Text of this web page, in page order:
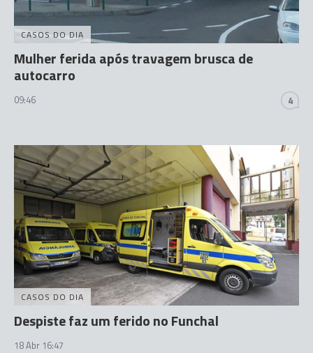
CASOS DO DIA
Mulher ferida após travagem brusca de
autocarro
09:46 4
CASOS DO DIA
Despiste faz um ferido no Funchal
18 Abr 16:47